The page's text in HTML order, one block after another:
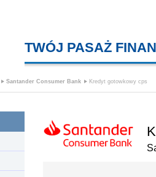
TWÓJ PASAŻ
Santander Consumer Bank Kredyt gotowkowy cps